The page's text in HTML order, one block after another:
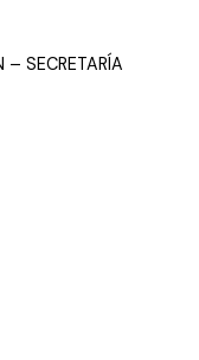
– SECRETARÍA